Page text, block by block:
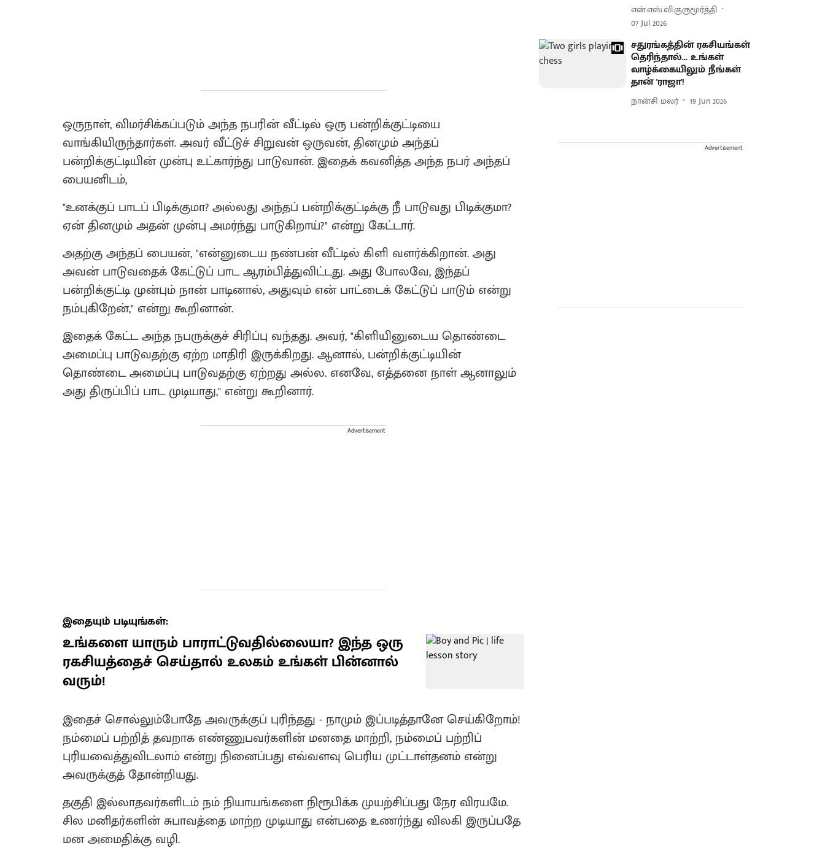
ஒருநாள், விமர்சிக்கப்படும் அந்த நபரின் வீட்டில் ஒரு பன்றிக்குட்டியை
வாங்கியிருந்தார்கள். அவர் வீட்டுச் சிறுவன் ஒருவன், தினமும் அந்தப்
பன்றிக்குட்டியின் முன்பு உட்கார்ந்து பாடுவான். இதைக் கவனித்த அந்த நபர் அந்தப்
பையனிடம்,
"உனக்குப் பாடப் பிடிக்குமா? அல்லது அந்தப் பன்றிக்குட்டிக்கு நீ பாடுவது பிடிக்குமா?
ஏன் தினமும் அதன் முன்பு அமர்ந்து பாடுகிறாய்?" என்று கேட்டார்.
அதற்கு அந்தப் பையன், "என்னுடைய நண்பன் வீட்டில் கிளி வளர்க்கிறான். அது
அவன் பாடுவதைக் கேட்டுப் பாட ஆரம்பித்துவிட்டது. அது போலவே, இந்தப்
பன்றிக்குட்டி முன்பும் நான் பாடினால், அதுவும் என் பாட்டைக் கேட்டுப் பாடும் என்று
நம்புகிறேன்," என்று கூறினான்.
இதைக் கேட்ட அந்த நபருக்குச் சிரிப்பு வந்தது. அவர், "கிளியினுடைய தொண்டை
அமைப்பு பாடுவதற்கு ஏற்ற மாதிரி இருக்கிறது. ஆனால், பன்றிக்குட்டியின்
தொண்டை அமைப்பு பாடுவதற்கு ஏற்றது அல்ல. எனவே, எத்தனை நாள் ஆனாலும்
அது திருப்பிப் பாட முடியாது," என்று கூறினார்.
Advertisement
இதையும் படியுங்கள்:
உங்களை யாரும் பாராட்டுவதில்லையா? இந்த ஒரு
ரகசியத்தைச் செய்தால் உலகம் உங்கள் பின்னால்
வரும்!
இதைச் சொல்லும்போதே அவருக்குப் புரிந்தது - நாமும் இப்படித்தானே செய்கிறோம்!
நம்மைப் பற்றித் தவறாக எண்ணுபவர்களின் மனதை மாற்றி, நம்மைப் பற்றிப்
புரியவைத்துவிடலாம் என்று நினைப்பது எவ்வளவு பெரிய முட்டாள்தனம் என்று
அவருக்குத் தோன்றியது.
தகுதி இல்லாதவர்களிடம் நம் நியாயங்களை நிரூபிக்க முயற்சிப்பது நேர விரயமே.
சில மனிதர்களின் சுபாவத்தை மாற்ற முடியாது என்பதை உணர்ந்து விலகி இருப்பதே
மன அமைதிக்கு வழி.
என்.எஸ்.வி.குருமூர்த்தி
07 Jul 2026
சதுரங்கத்தின் ரகசியங்கள்
தெரிந்தால்... உங்கள்
வாழ்க்கையிலும் நீங்கள்
தான் 'ராஜா'!
நான்சி மலர் 19 Jun 2026
Advertisement